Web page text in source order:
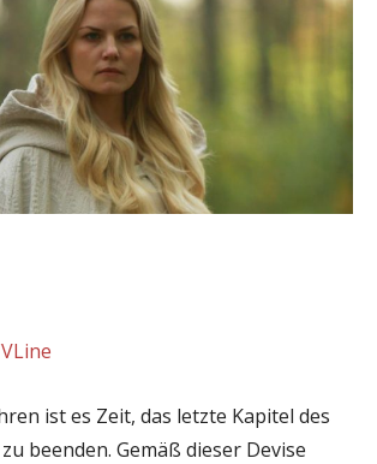
ist es Zeit, das letzte Kapitel des
beenden. Gemäß dieser Devise